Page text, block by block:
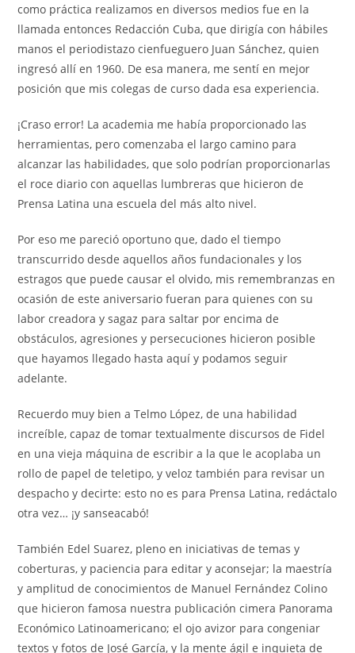
como práctica realizamos en diversos medios fue en la
llamada entonces Redacción Cuba, que dirigía con hábiles
manos el periodistazo cienfueguero Juan Sánchez, quien
ingresó allí en 1960. De esa manera, me sentí en mejor
posición que mis colegas de curso dada esa experiencia.
¡Craso error! La academia me había proporcionado las
herramientas, pero comenzaba el largo camino para
alcanzar las habilidades, que solo podrían proporcionarlas
el roce diario con aquellas lumbreras que hicieron de
Prensa Latina una escuela del más alto nivel.
Por eso me pareció oportuno que, dado el tiempo
transcurrido desde aquellos años fundacionales y los
estragos que puede causar el olvido, mis remembranzas en
ocasión de este aniversario fueran para quienes con su
labor creadora y sagaz para saltar por encima de
obstáculos, agresiones y persecuciones hicieron posible
que hayamos llegado hasta aquí y podamos seguir
adelante.
Recuerdo muy bien a Telmo López, de una habilidad
increíble, capaz de tomar textualmente discursos de Fidel
en una vieja máquina de escribir a la que le acoplaba un
rollo de papel de teletipo, y veloz también para revisar un
despacho y decirte: esto no es para Prensa Latina, redáctalo
otra vez… ¡y sanseacabó!
También Edel Suarez, pleno en iniciativas de temas y
coberturas, y paciencia para editar y aconsejar; la maestría
y amplitud de conocimientos de Manuel Fernández Colino
que hicieron famosa nuestra publicación cimera Panorama
Económico Latinoamericano; el ojo avizor para congeniar
textos y fotos de José García, y la mente ágil e inquieta de